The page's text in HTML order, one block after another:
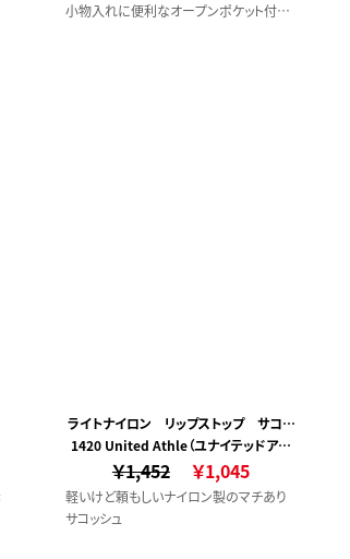
小物入れに便利なオープンポケット付き
ライトナイロン リップストップ サコッ
シュ
1420 United Athle（ユナイテッドアス
￥1,452 ￥1,045
軽いけど頼もしいナイロン製のマチあり
サコッシュ